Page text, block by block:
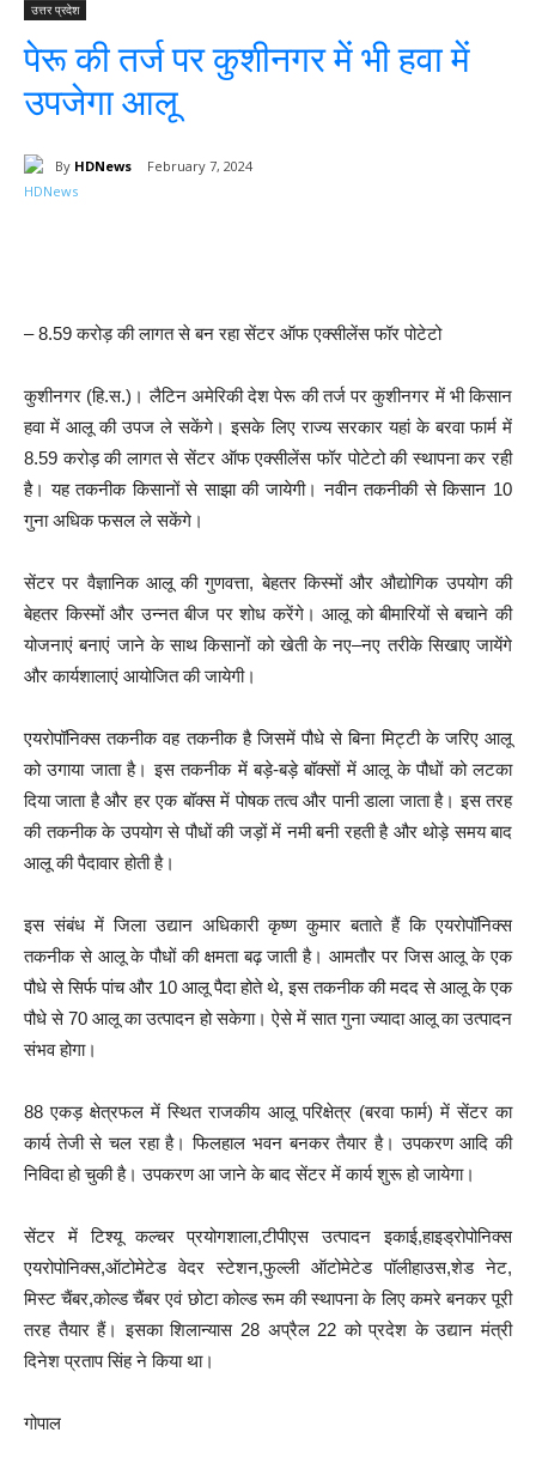
उत्तर प्रदेश
पेरू की तर्ज पर कुशीनगर में भी हवा में
उपजेगा आलू
By HDNews February 7, 2024
– 8.59 करोड़ की लागत से बन रहा सेंटर ऑफ एक्सीलेंस फॉर पोटेटो
कुशीनगर (हि.स.)। लैटिन अमेरिकी देश पेरू की तर्ज पर कुशीनगर में भी किसान
हवा में आलू की उपज ले सकेंगे। इसके लिए राज्य सरकार यहां के बरवा फार्म में
8.59 करोड़ की लागत से सेंटर ऑफ एक्सीलेंस फॉर पोटेटो की स्थापना कर रही
है। यह तकनीक किसानों से साझा की जायेगी। नवीन तकनीकी से किसान 10
गुना अधिक फसल ले सकेंगे।
सेंटर पर वैज्ञानिक आलू की गुणवत्ता, बेहतर किस्मों और औद्योगिक उपयोग की
बेहतर किस्मों और उन्नत बीज पर शोध करेंगे। आलू को बीमारियों से बचाने की
योजनाएं बनाएं जाने के साथ किसानों को खेती के नए–नए तरीके सिखाए जायेंगे
और कार्यशालाएं आयोजित की जायेगी।
एयरोपॉनिक्स तकनीक वह तकनीक है जिसमें पौधे से बिना मिट्टी के जरिए आलू
को उगाया जाता है। इस तकनीक में बड़े-बड़े बॉक्सों में आलू के पौधों को लटका
दिया जाता है और हर एक बॉक्स में पोषक तत्व और पानी डाला जाता है। इस तरह
की तकनीक के उपयोग से पौधों की जड़ों में नमी बनी रहती है और थोड़े समय बाद
आलू की पैदावार होती है।
इस संबंध में जिला उद्यान अधिकारी कृष्ण कुमार बताते हैं कि एयरोपॉनिक्स
तकनीक से आलू के पौधों की क्षमता बढ़ जाती है। आमतौर पर जिस आलू के एक
पौधे से सिर्फ पांच और 10 आलू पैदा होते थे, इस तकनीक की मदद से आलू के एक
पौधे से 70 आलू का उत्पादन हो सकेगा। ऐसे में सात गुना ज्यादा आलू का उत्पादन
संभव होगा।
88 एकड़ क्षेत्रफल में स्थित राजकीय आलू परिक्षेत्र (बरवा फार्म) में सेंटर का
कार्य तेजी से चल रहा है। फिलहाल भवन बनकर तैयार है। उपकरण आदि की
निविदा हो चुकी है। उपकरण आ जाने के बाद सेंटर में कार्य शुरू हो जायेगा।
सेंटर में टिश्यू कल्चर प्रयोगशाला,टीपीएस उत्पादन इकाई,हाइड्रोपोनिक्स
एयरोपोनिक्स,ऑटोमेटेड वेदर स्टेशन,फुल्ली ऑटोमेटेड पॉलीहाउस,शेड नेट,
मिस्ट चैंबर,कोल्ड चैंबर एवं छोटा कोल्ड रूम की स्थापना के लिए कमरे बनकर पूरी
तरह तैयार हैं। इसका शिलान्यास 28 अप्रैल 22 को प्रदेश के उद्यान मंत्री
दिनेश प्रताप सिंह ने किया था।
गोपाल